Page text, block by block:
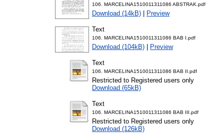
106. MARCELINA1510011311086 ABSTRAK.pdf
Download (14kB) | Preview
Text
106. MARCELINA1510011311086 BAB I.pdf
Download (104kB) | Preview
Text
106. MARCELINA1510011311086 BAB II.pdf
Restricted to Registered users only
Download (65kB)
Text
106. MARCELINA1510011311086 BAB III.pdf
Restricted to Registered users only
Download (126kB)